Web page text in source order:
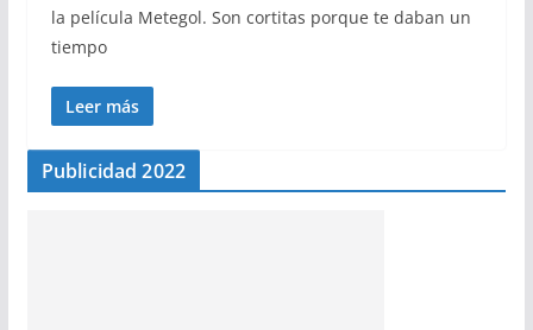
la película Metegol. Son cortitas porque te daban un
tiempo
Leer más
Publicidad 2022